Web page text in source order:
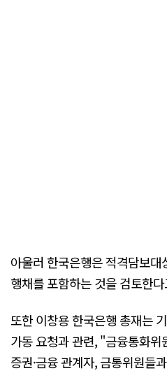
아울러 한국은행은 적격담보
행채를 포함하는 것을 검토한
또한 이창용 한국은행 총재는
가동 요청과 관련, "금융통화
증권·금융 관계자, 금통위원들